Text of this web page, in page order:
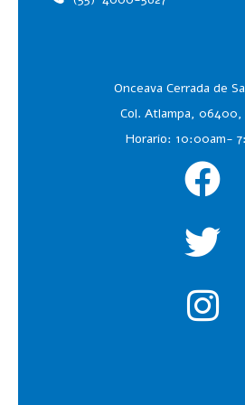
Onceava Cerrada de
Col. Atlampa, 06400,
Horario: 10:00am-